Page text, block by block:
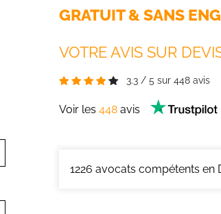
GRATUIT & SANS
VOTRE AVIS SUR
3.3 / 5 sur 448 avis
Voir les 448 avis
1226 avocats compétents en